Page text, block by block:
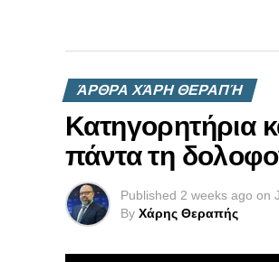
ΆΡΘΡΑ ΧΆΡΗ ΘΕΡΑΠΉ
Κατηγορητήρια
πάντα τη
Published 2 weeks ago on
By Χάρης Θεραπής